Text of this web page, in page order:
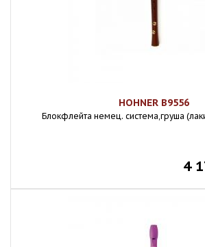
HOHNER B9556
Блокфлейта немец. система,груша
4